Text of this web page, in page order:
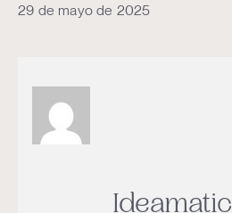
29 de mayo de 2025
Ideamatic